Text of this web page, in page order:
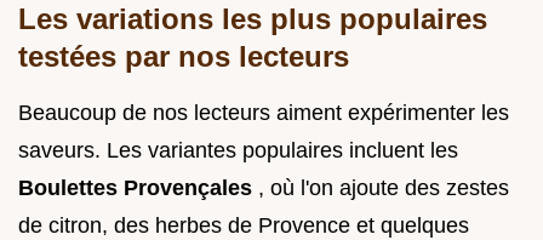
Les variations les plus populaires
testées par nos lecteurs
Beaucoup de nos lecteurs aiment expérimenter les
saveurs. Les variantes populaires incluent les
Boulettes Provençales , où l'on ajoute des zestes
de citron, des herbes de Provence et quelques